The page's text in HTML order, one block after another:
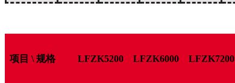
项目 \ 规格 LFZK5200 LFZK6000 LFZK7200